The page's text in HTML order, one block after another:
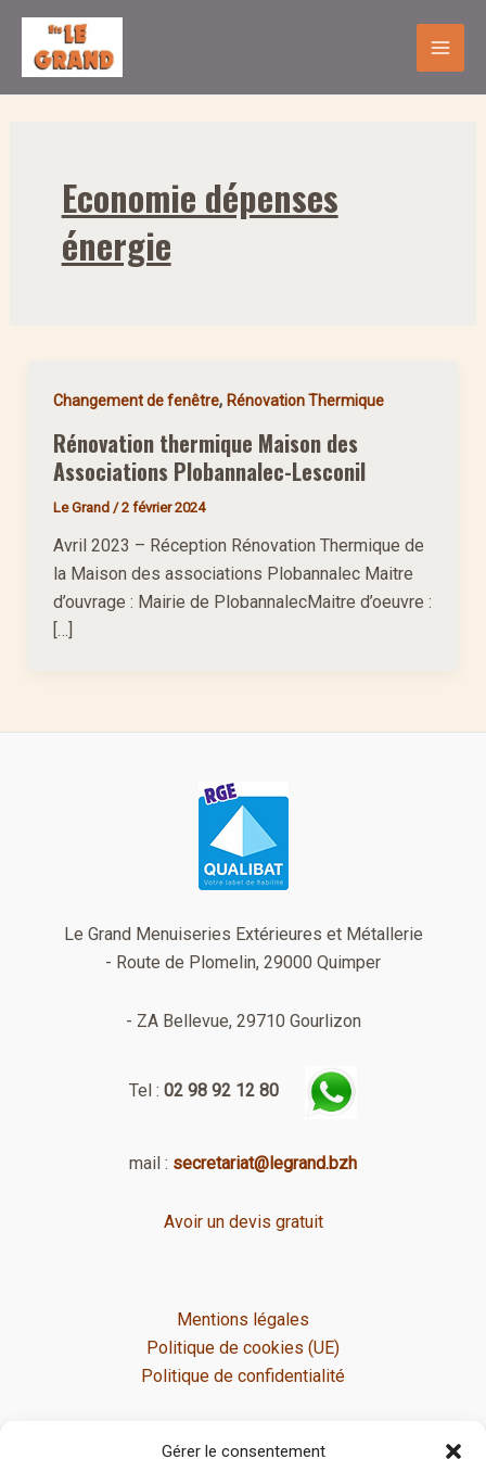
Gérer le consentement
Aller
contenu
Main
Economie dépenses
énergie
Changement de fenêtre, Rénovation Thermique
Rénovation thermique Maison des
Associations Plobannalec-Lesconil
Le Grand /2 février 2024
Avril 2023 – Réception Rénovation Thermique de
la Maison des associations Plobannalec Maitre
d’ouvrage : Mairie de PlobannalecMaitre d’oeuvre :
[…]
Le Grand Menuiseries Extérieures et Métallerie
- Route de Plomelin, 29000 Quimper
- ZA Bellevue, 29710 Gourlizon
Tel : 02 98 92 12 80
mail : secretariat@legrand.bzh
Avoir un devis gratuit
Mentions légales
Politique de cookies (UE)
Politique de confidentialité